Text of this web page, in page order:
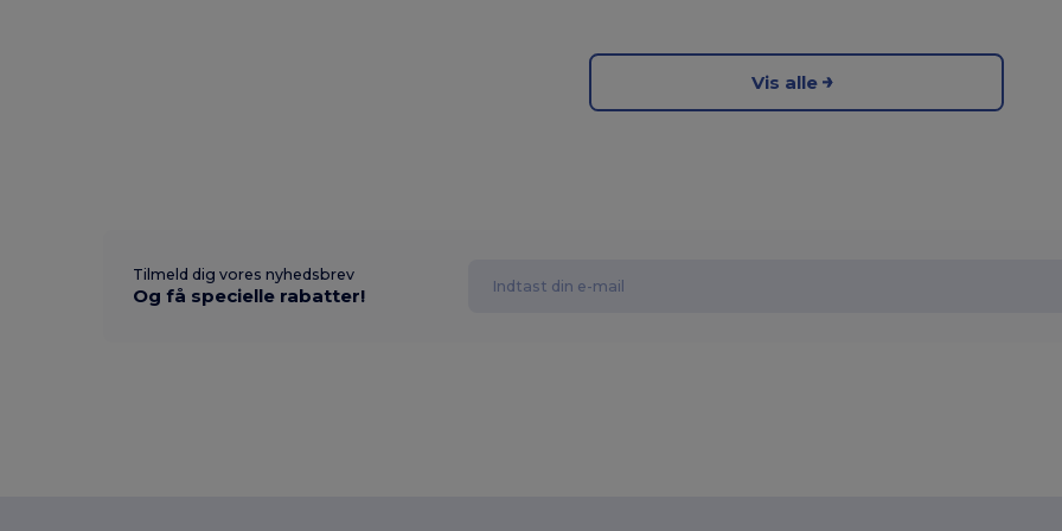
Vis alle
Tilmeld dig vores nyhedsbrev
Og få specielle rabatter!